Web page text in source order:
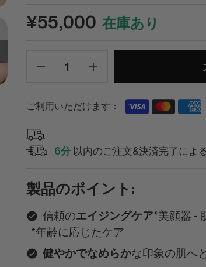
¥55,000 在庫あり
Plus
ご利用いただけます：
6分 以内のご注文&決済完了によ
製品のポイント:
信頼のエイジングケア*美顔器 -
*年齢に応じたケア
健やかでなめらかな印象の肌へ